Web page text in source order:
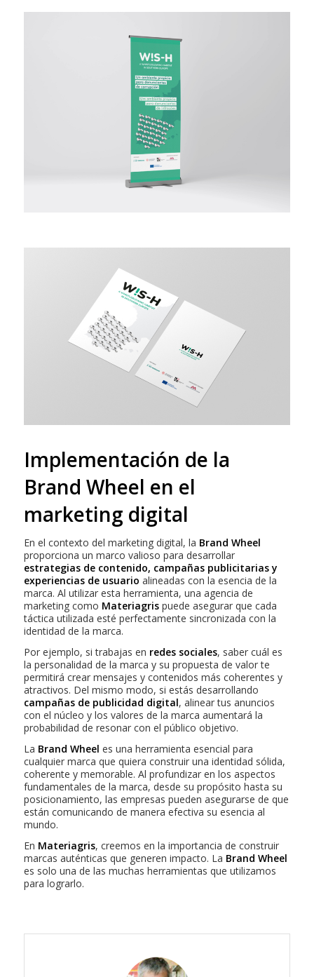
Implementación de la
Brand Wheel en el
marketing digital
En el contexto del marketing digital, la Brand Wheel
proporciona un marco valioso para desarrollar
estrategias de contenido, campañas publicitarias y
experiencias de usuario alineadas con la esencia de la
marca. Al utilizar esta herramienta, una agencia de
marketing como Materiagrispuede asegurar que cada
táctica utilizada esté perfectamente sincronizada con la
identidad de la marca.
Por ejemplo, si trabajas en redes sociales, saber cuál es
la personalidad de la marca y su propuesta de valor te
permitirá crear mensajes y contenidos más coherentes y
atractivos. Del mismo modo, si estás desarrollando
campañas de publicidad digital, alinear tus anuncios
con el núcleo y los valores de la marca aumentará la
probabilidad de resonar con el público objetivo.
La Brand Wheel es una herramienta esencial para
cualquier marca que quiera construir una identidad sólida,
coherente y memorable. Al profundizar en los aspectos
fundamentales de la marca, desde su propósito hasta su
posicionamiento, las empresas pueden asegurarse de que
están comunicando de manera efectiva su esencia al
mundo.
En Materiagris, creemos en la importancia de construir
marcas auténticas que generen impacto. La Brand Wheel
es solo una de las muchas herramientas que utilizamos
para lograrlo.